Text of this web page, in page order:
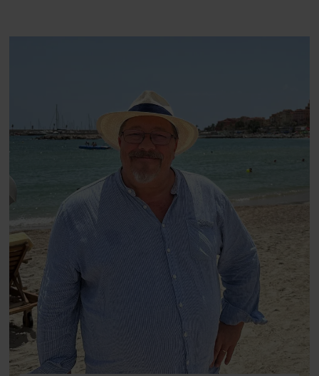
arv, angst, familieliv, frygten for
at miste stemmen og den
livsglæde, han nægter at give slip
på.